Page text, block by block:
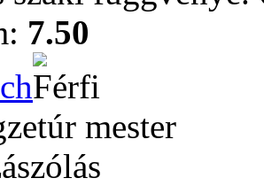
7.50
mester